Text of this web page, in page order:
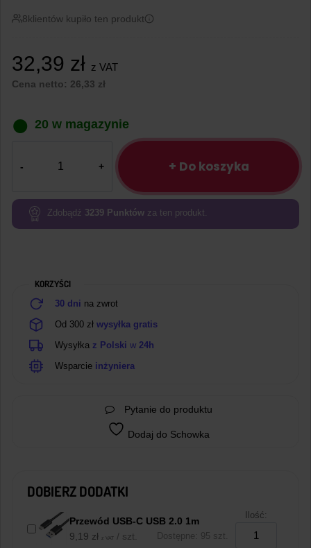
8klientów kupiło ten produkt
32,39 zł z VAT
Cena netto: 26,33 zł
20 w magazynie
mini
WiFi
+ Do koszyka
Zdobądź 3239 Punktów za ten produkt.
KORZYŚCI
30 dni na zwrot
Od 300 zł wysyłka gratis
Wysyłka z Polski w 24h
Wsparcie inżyniera
Pytanie do produktu
Dodaj do Schowka
DOBIERZ DODATKI
Przewód USB-C USB 2.0 1m
9,19 zł z VAT / szt. Dostępne: 95 szt.
Ilość: